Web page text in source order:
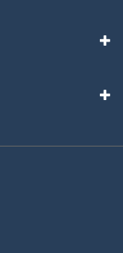
Instagram